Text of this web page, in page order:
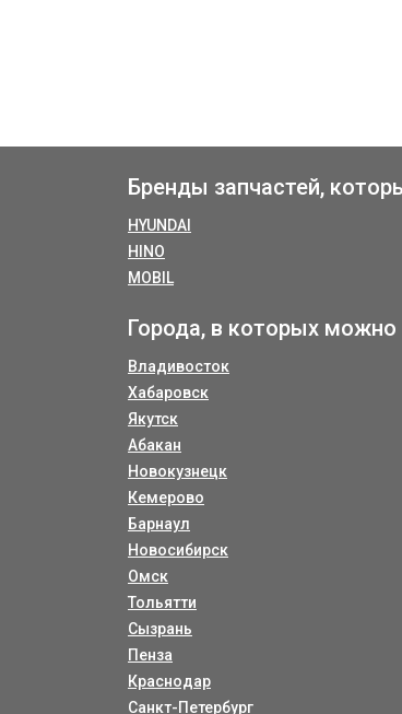
Бренды запчастей,
HYUNDAI
HINO
MOBIL
Города, в которых можно
Владивосток
Хабаровск
Якутск
Абакан
Новокузнецк
Кемерово
Барнаул
Новосибирск
Омск
Тольятти
Сызрань
Пенза
Краснодар
Санкт-Петербург